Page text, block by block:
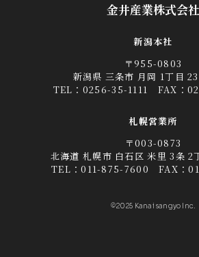
金井産業株式会社
新潟本社
〒955-0803
新潟県 三条市 月岡 1丁目
TEL： 0256-35-1111 FAX：
札幌営業所
〒003-0873
北海道 札幌市 白石区 米里 3条 2
TEL：011-875-7600 FAX：
©2025 Kanai sangyo Inc.